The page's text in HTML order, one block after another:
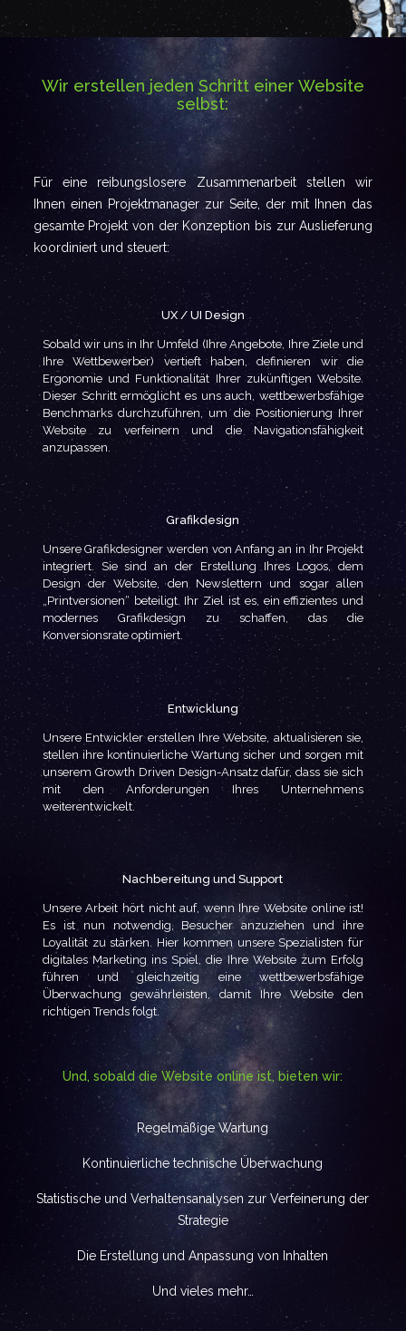
Wir erstellen jeden Schritt einer Website
selbst:
Für eine reibungslosere Zusammenarbeit stellen wir
Ihnen einen Projektmanager zur Seite, der mit Ihnen das
gesamte Projekt von der Konzeption bis zur Auslieferung
koordiniert und steuert:
UX / UI Design
Sobald wir uns in Ihr Umfeld (Ihre Angebote, Ihre Ziele und
Ihre Wettbewerber) vertieft haben, definieren wir die
Ergonomie und Funktionalität Ihrer zukünftigen Website.
Dieser Schritt ermöglicht es uns auch, wettbewerbsfähige
Benchmarks durchzuführen, um die Positionierung Ihrer
Website zu verfeinern und die Navigationsfähigkeit
anzupassen.
Grafikdesign
Unsere Grafikdesigner werden von Anfang an in Ihr Projekt
integriert. Sie sind an der Erstellung Ihres Logos, dem
Design der Website, den Newslettern und sogar allen
„Printversionen“ beteiligt. Ihr Ziel ist es, ein effizientes und
modernes Grafikdesign zu schaffen, das die
Konversionsrate optimiert.
Entwicklung
Unsere Entwickler erstellen Ihre Website, aktualisieren sie,
stellen ihre kontinuierliche Wartung sicher und sorgen mit
unserem Growth Driven Design-Ansatz dafür, dass sie sich
mit den Anforderungen Ihres Unternehmens
weiterentwickelt.
Nachbereitung und Support
Unsere Arbeit hört nicht auf, wenn Ihre Website online ist!
Es ist nun notwendig, Besucher anzuziehen und ihre
Loyalität zu stärken. Hier kommen unsere Spezialisten für
digitales Marketing ins Spiel, die Ihre Website zum Erfolg
führen und gleichzeitig eine wettbewerbsfähige
Überwachung gewährleisten, damit Ihre Website den
richtigen Trends folgt.
Und, sobald die Website online ist, bieten wir:
Regelmäßige Wartung
Kontinuierliche technische Überwachung
Statistische und Verhaltensanalysen zur Verfeinerung der
Strategie
Die Erstellung und Anpassung von Inhalten
Und vieles mehr…